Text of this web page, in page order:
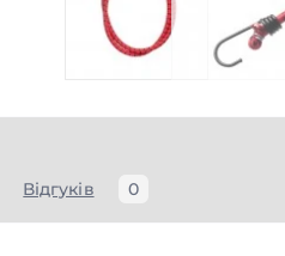
Відгуків 0